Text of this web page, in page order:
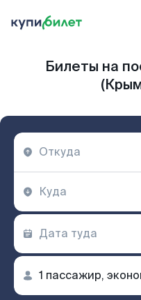
Билеты на